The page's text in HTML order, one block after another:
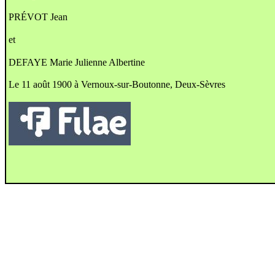
PRÉVOT Jean
et
DEFAYE Marie Julienne Albertine
Le 11 août 1900 à Vernoux-sur-Boutonne, Deux-Sèvres